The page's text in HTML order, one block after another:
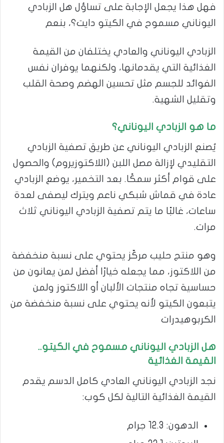
فهل هذا يجعل الإجابة على تساؤل هل الزبادي
اليوناني مسموح في الكيتو دايت؟، بنعم
الزبادي اليوناني والعادي يختلفان من القيمة
الغذائية التي يقدمانها، ولكنهما يوفران نفس
الفوائد للجسم مثل تحسين الهضم وصحة القلب
وتقليل الشهية.
ما هو الزبادي اليوناني؟
يُصنع الزبادي اليوناني عن طريق تصفية الزبادي
التقليدي لإزالة مصل اللبن (اللاكتوزيروم) والحصول
على قوام أكثر سمكًا. بعد التخمير، يوضع الزبادي
عادة في قماش شبكي ناعم ويترك ليصفى لعدة
ساعات، غالبًا ما يتم تصفية الزبادي اليوناني ثلاث
مرات.
وهو منتج حليب مركّز يحتوي على نسبة منخفضة
من اللاكتوز، مما يجعله خيارًا أفضل لمن يعانون من
حساسية تجاه منتجات الألبان أو اللاكتوز ولمن
يتبعون الكيتو لأنه يحتوي على نسبة منخفضة من
الكربوهيدرات
هل الزبادي اليوناني مسموح في الكيتو..
القيمة الغذائية
نجد الزبادي اليوناني العادي كامل الدسم يقدم
القيمة الغذائية التالية لكل كوب:
الدهون: 12.3 جرام